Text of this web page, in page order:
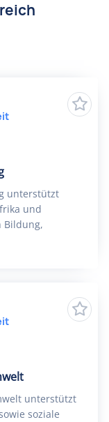
unterstützt
und
Bildung,
unterstützt
soziale